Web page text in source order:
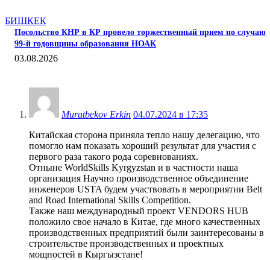
БИШКЕК
Посольство КНР в КР провело торжественный прием по случаю
99-й годовщины образования НОАК
03.08.2026
Muratbekov Erkin 04.07.2024 в 17:35
Китайская сторона приняла тепло нашу делегацию, что
помогло нам показать хороший результат для участия с
первого раза такого рода соревнованиях.
Отныне WorldSkills Kyrgyzstan и в частности наша
организация Научно производственное объединение
инженеров USTA будем участвовать в мероприятии Belt
and Road International Skills Competition.
Также наш международный проект VENDORS HUB
положило свое начало в Китае, где много качественных
производственных предприятий были заинтересованы в
строительстве производственных и проектных
мощностей в Кыргызстане!